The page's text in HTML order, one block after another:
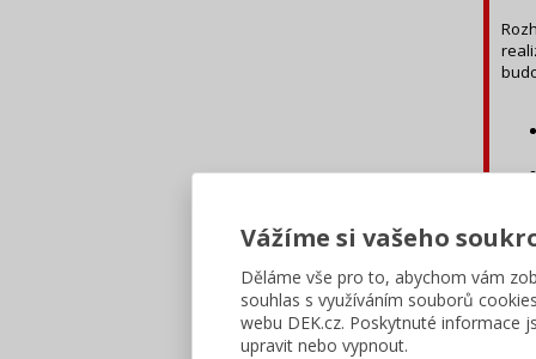
Vážíme si vašeho
Děláme vše pro to, abychom vám
souhlas s využíváním souborů
webu DEK.cz. Poskytnuté informace
upravit nebo vypnout.